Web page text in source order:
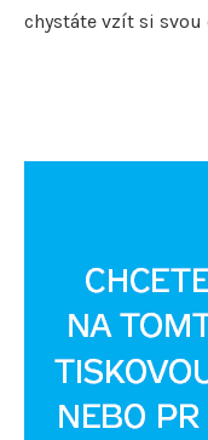
chystáte vzít si